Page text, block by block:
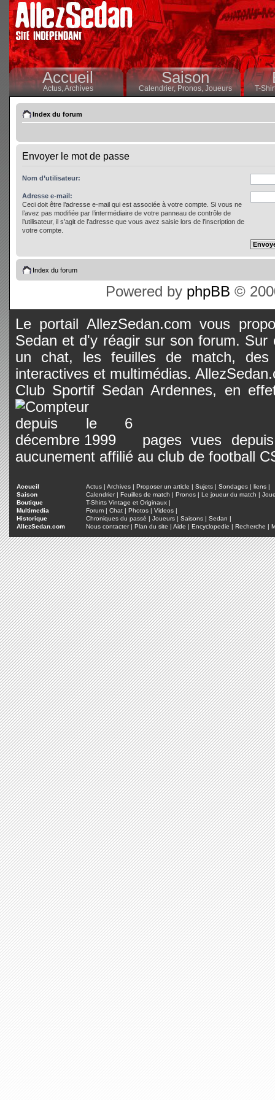
Accueil
Actus,Archives
Saison
Calendrier,Pronos, Joueurs T-
Index du forum
Envoyer le mot de passe
Nom d’utilisateur:
Adresse e-mail:
Ceci doit être l’adresse e-mail qui est associée à votre compte. Si vous ne
l’avez pas modifiée par l’intermédiaire de votre panneau de contrôle de
l’utilisateur, il s’agit de l’adresse que vous avez saisie lors de l’inscription de
votre compte.
Index du forum
Powered by phpBB ©
Le portail AllezSedan.com vous
Sedan et d'y réagir sur son forum.
un chat, les feuilles de match, des
interactives et multimédias.
Club Sportif Sedan Ardennes, en
pages vues
aucunement affilié au club de football
Accueil Actus | Archives | Proposer un article | Sujets | Sondages | liens |
Saison
Calendrier| Feuilles de match | Pronos | Le joueur du match |
Boutique
T-Shirts Vintage et Originaux |
Multimedia
Forum | Chat | Photos | Videos |
Historique
Chroniques du passé | Joueurs | Saisons | Sedan |
AllezSedan.com
Nous contacter| Plan du site | Aide | Encyclopedie | Recherche |